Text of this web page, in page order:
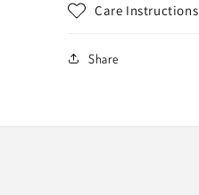
Care Instructions
Share